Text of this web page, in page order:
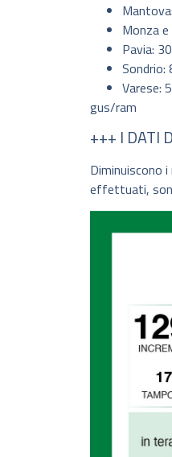
Monza
Pavia:
Sondrio:
Varese:
gus/ram
+++ I DATI
Diminuiscono
effettuati,